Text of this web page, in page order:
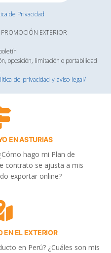
de Privacidad
EXTERIOR
oposición, limitación o portabilidad
de-privacidad-y-aviso-legal/
EN ASTURIAS
hago mi Plan de
contrato se ajusta a mis
exportar online?
EN EL EXTERIOR
en Perú? ¿Cuáles son mis